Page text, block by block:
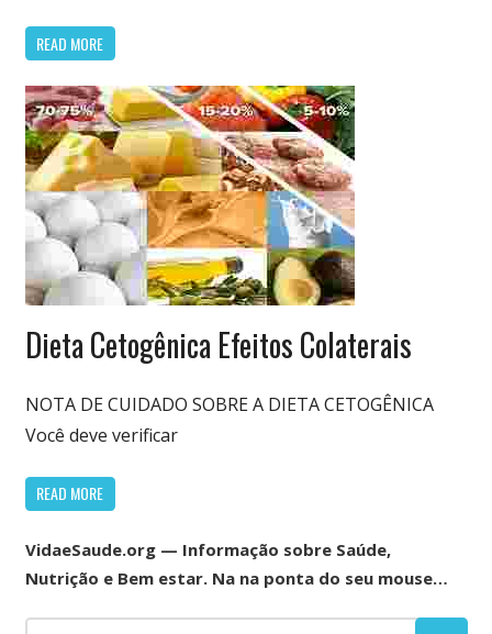
READ MORE
Cetogênica
Dieta Cetogênica Efeitos Colaterais
NOTA DE CUIDADO SOBRE A DIETA CETOGÊNICA
Você deve verificar
READ MORE
VidaeSaude.org — Informação sobre Saúde,
Nutrição e Bem estar. Na na ponta do seu mouse…